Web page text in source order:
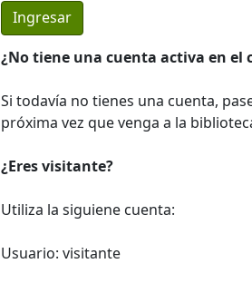
¿No tiene una cuenta activa en el
Si todavía no tienes una cuenta,
próxima vez que venga a la
¿Eres visitante?
Utiliza la siguiene cuenta:
Usuario: visitante